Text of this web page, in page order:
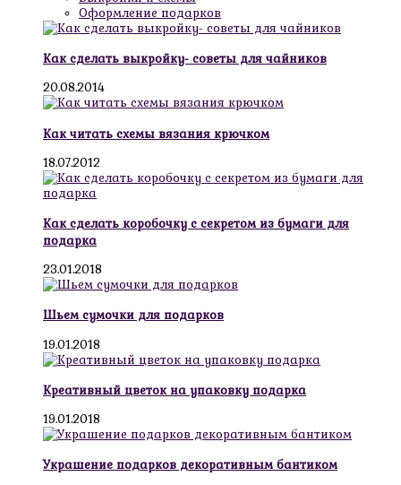
Оформление подарков
Как сделать выкройку- советы для чайников
20.08.2014
Как читать схемы вязания крючком
18.07.2012
Как сделать коробочку с секретом из бумаги для
подарка
23.01.2018
Шьем сумочки для подарков
19.01.2018
Креативный цветок на упаковку подарка
19.01.2018
Украшение подарков декоративным бантиком